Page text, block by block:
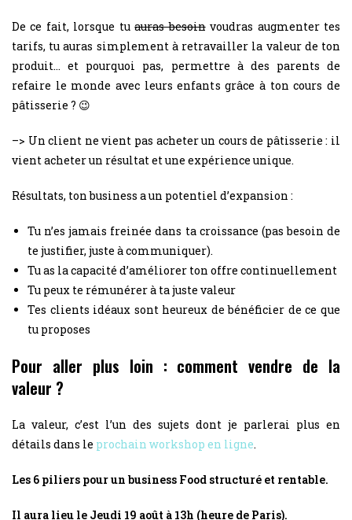
De ce fait, lorsque tuauras besoinvoudras augmenter tes
tarifs, tu auras simplement à retravailler la valeur de ton
produit… et pourquoi pas, permettre à des parents de
refaire le monde avec leurs enfants grâce à ton cours de
pâtisserie ? 😉
–> Un client ne vient pas acheter un cours de pâtisserie : il
vient acheter un résultat et une expérience unique.
Résultats, ton business a un potentiel d’expansion :
Tu n’es jamais freinée dans ta croissance (pas besoin de
te justifier, juste à communiquer).
Tu as la capacité d’améliorer ton offre continuellement
Tu peux te rémunérer à ta juste valeur
Tes clients idéaux sont heureux de bénéficier de ce que
tu proposes
Pour aller plus loin : comment vendre de la
valeur ?
La valeur, c’est l’un des sujets dont je parlerai plus en
détails dans le prochain workshop en ligne.
Les 6 piliers pour un business Food structuré et rentable.
Il aura lieu le Jeudi 19 août à 13h (heure de Paris).